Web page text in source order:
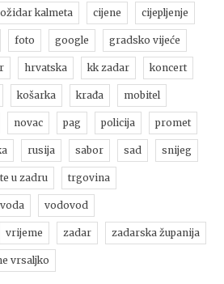
kalmeta cijene cijepljenje
foto google gradsko vijeće
hrvatska kk zadar koncert
košarka krađa mobitel
novac pag policija promet
rusija sabor sad snijeg
u zadru trgovina
voda vodovod
vrijeme zadar zadarska županija
vrsaljko